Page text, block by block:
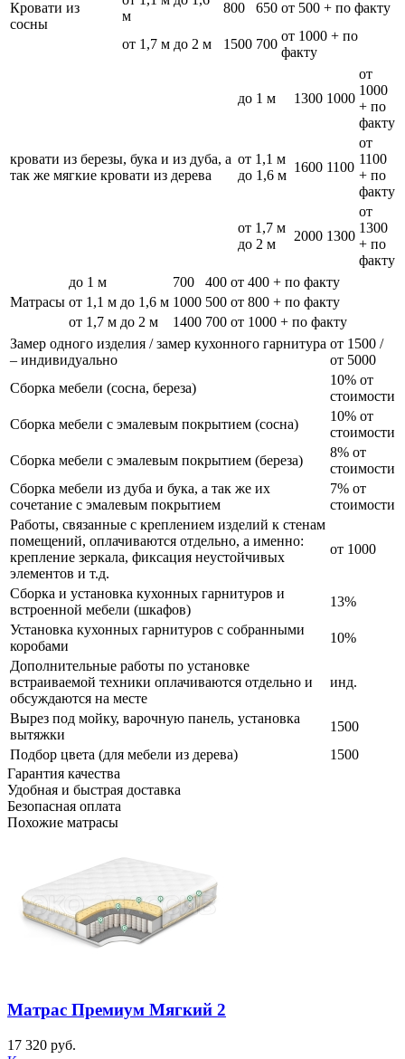
Кровати из
сосны
м
800 650 от 500 + по факту
от 1,7 м до 2 м 1500 700
от 1000 + по
факту
кровати из березы, бука и из дуба, а
так же мягкие кровати из дерева
до 1 м 1300 1000
от
1000
+ по
факту
от 1,1 м
до 1,6 м
1600 1100
от
1100
+ по
факту
от 1,7 м
до 2 м
2000 1300
от
1300
+ по
факту
Матрасы
до 1 м 700 400 от 400 + по факту
от 1,1 м до 1,6 м 1000 500 от 800 + по факту
от 1,7 м до 2 м
1400 700 от 1000 + по факту
Замер одного изделия / замер кухонного гарнитура
– индивидуально
от 1500 /
от 5000
Сборка мебели (сосна, береза)
10% от
стоимости
Сборка мебели с эмалевым покрытием (сосна)
10% от
стоимости
Сборка мебели с эмалевым покрытием (береза)
8% от
стоимости
Сборка мебели из дуба и бука, а так же их
сочетание с эмалевым покрытием
7% от
стоимости
Работы, связанные с креплением изделий к стенам
помещений, оплачиваются отдельно, а именно:
крепление зеркала, фиксация неустойчивых
элементов и т.д.
от 1000
Сборка и установка кухонных гарнитуров и
встроенной мебели (шкафов)
13%
Установка кухонных гарнитуров с собранными
коробами
10%
Дополнительные работы по установке
встраиваемой техники оплачиваются отдельно и
обсуждаются на месте
инд.
Вырез под мойку, варочную панель, установка
вытяжки
1500
Подбор цвета (для мебели из дерева)
1500
Гарантия качества
Удобная и быстрая доставка
Безопасная оплата
Похожие матрасы
Матрас Премиум Мягкий 2
17 320 руб.